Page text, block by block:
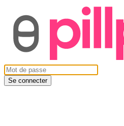
Se connecter